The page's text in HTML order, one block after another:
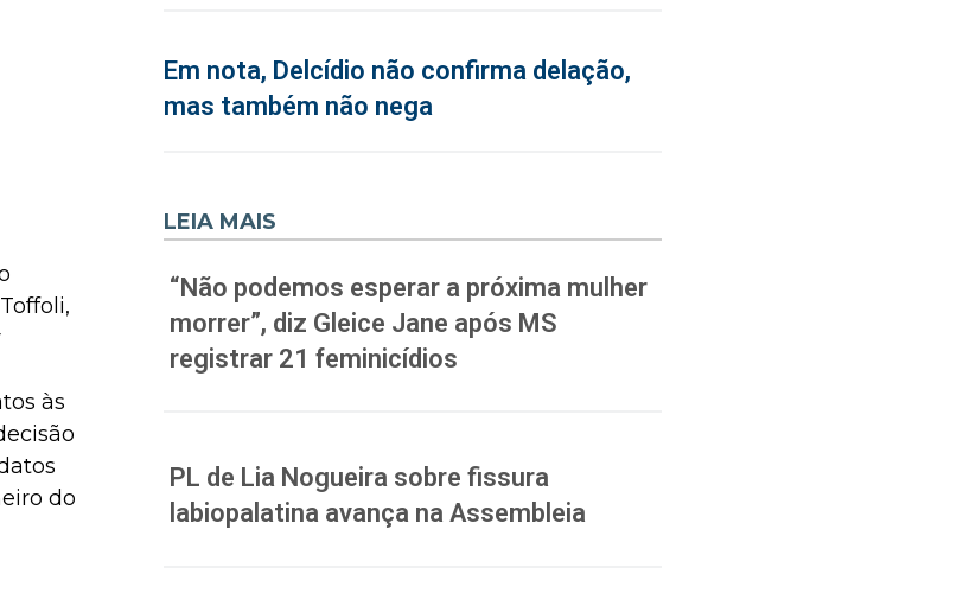
às
do
Em nota, Delcídio não confirma delação,
mas também não nega
LEIA MAIS
“Não podemos esperar a próxima mulher
morrer”, diz Gleice Jane após MS
registrar 21 feminicídios
PL de Lia Nogueira sobre fissura
labiopalatina avança na Assembleia